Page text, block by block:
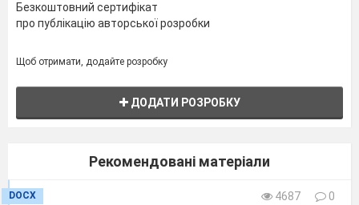
Безкоштовний сертифікат
про публікацію авторської розробки
Щоб отримати, додайте розробку
ДОДАТИ РОЗРОБКУ
Рекомендовані матеріали
DOCX 4687
0